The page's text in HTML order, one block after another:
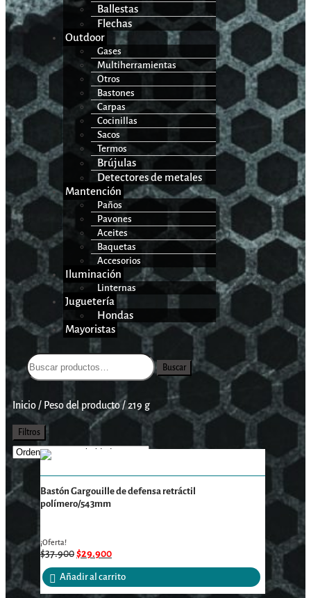
Ballestas
Flechas
Outdoor
Gases
Multiherramientas
Otros
Bastones
Carpas
Cocinillas
Sacos
Termos
Brújulas
Detectores de metales
Mantención
Paños
Pavones
Aceites
Baquetas
Accesorios
Iluminación
Linternas
Juguetería
Hondas
Mayoristas
Buscar
Inicio/ Peso del producto/219 g
Filtros
Bastón Gargouille de defensa retráctil
polímero/543mm
¡Oferta!
$37.900$29.900
Añadir al carrito